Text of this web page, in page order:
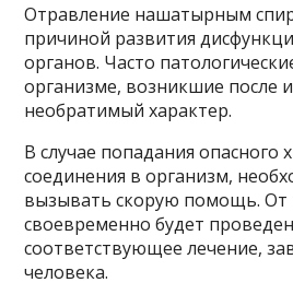
Отравление нашатырным
причиной развития
органов. Часто
организме, возникшие после
необратимый характер.
В случае попадания опасного
соединения в организм,
вызывать скорую помощь. От
своевременно будет
соответствующее лечение,
человека.